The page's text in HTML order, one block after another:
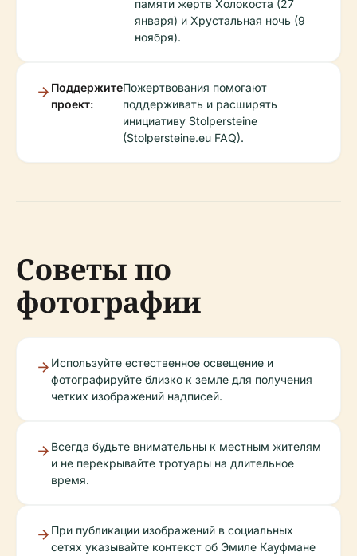
памяти жертв Холокоста (27
января) и Хрустальная ночь (9
ноября).
Поддержите
проект:
Пожертвования помогают
поддерживать и расширять
инициативу Stolpersteine
(Stolpersteine.eu FAQ).
Советы по
фотографии
Используйте естественное освещение и
фотографируйте близко к земле для получения
четких изображений надписей.
Всегда будьте внимательны к местным жителям
и не перекрывайте тротуары на длительное
время.
При публикации изображений в социальных
сетях указывайте контекст об Эмиле Кауфмане